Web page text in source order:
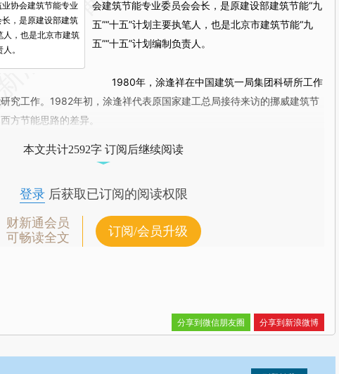
协会建筑节能专业
，是原建设部建筑
人，也是北京市建筑
。
会建筑节能专业委员会会长，是原建设部建筑节能“九
五”“十五”计划主要执笔人，也是北京市建筑节能“九
五”“十五”计划编制负责人。
1980年，涂逢祥在中国建筑一局集团科研所工作
究工作。1982年初，涂逢祥代表原国家建工总局接待来访的挪威建筑节
方节能思路的差异。
本文共计2592字 订阅后继续阅读
登录后获取已订阅的阅读权限
财新通会员
可畅读全文
订阅/会员升级
分享到新浪微博
分享到微信朋友圈